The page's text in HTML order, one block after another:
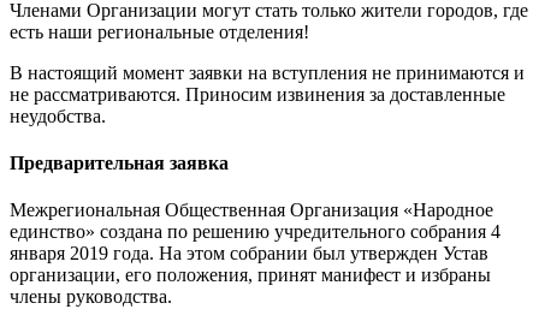
Членами Организации могут стать только жители городов, где
есть наши региональные отделения!
В настоящий момент заявки на вступления не принимаются и
не рассматриваются. Приносим извинения за доставленные
неудобства.
Предварительная заявка
Межрегиональная Общественная Организация «Народное
единство» создана по решению учредительного собрания 4
января 2019 года. На этом собрании был утвержден Устав
организации, его положения, принят манифест и избраны
члены руководства.